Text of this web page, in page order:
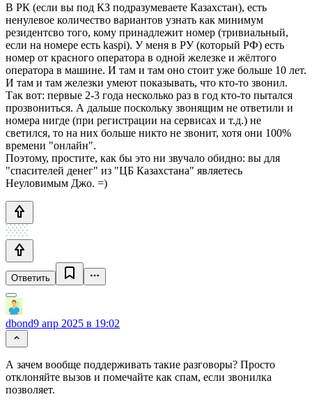
В РК (если вы под КЗ подразумеваете Казахстан), есть
ненулевое количество вариантов узнать как минимум
резидентсво того, кому принадлежит номер (тривиальный,
если на номере есть kaspi). У меня в РУ (который РФ) есть
номер от красного оператора в одной железке и жёлтого
оператора в машине. И там и там оно стоит уже больше 10 лет.
И там и там железки умеют показывать, что кто-то звонил.
Так вот: первые 2-3 года несколько раз в год кто-то пытался
прозвониться. А дальше поскольку звонящим не ответили и
номера нигде (при регистрации на сервисах и т.д.) не
светился, то на них больше никто не звонит, хотя они 100%
времени "онлайн".
Поэтому, простите, как бы это ни звучало обидно: вы для
"спасителей денег" из "ЦБ Казахстана" являетесь
Неуловимым Джо. =)
Ответить
dbond9 апр 2025 в 19:02
А зачем вообще поддерживать такие разговоры? Просто
отклоняйте вызов и помечайте как спам, если звонилка
позволяет.